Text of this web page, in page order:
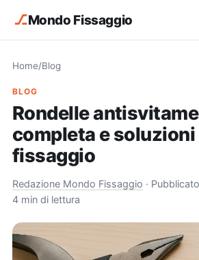
⎇Mondo Fissaggio
Home/Blog
BLOG
Rondelle
completa e soluzioni
fissaggio
Redazione Mondo Fissaggio ·
4 min di lettura